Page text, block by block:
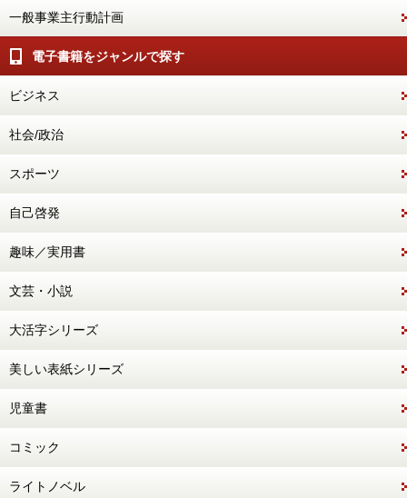
一般事業主行動計画
電子書籍をジャンルで探す
ビジネス
社会/政治
スポーツ
自己啓発
趣味／実用書
文芸・小説
大活字シリーズ
美しい表紙シリーズ
児童書
コミック
ライトノベル